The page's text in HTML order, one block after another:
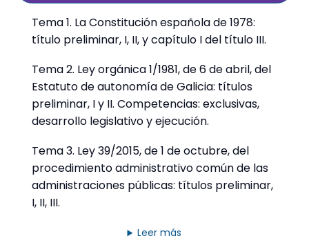
Tema 1. La Constitución española de 1978:
título preliminar, I, II, y capítulo I del título III.
Tema 2. Ley orgánica 1/1981, de 6 de abril, del
Estatuto de autonomía de Galicia: títulos
preliminar, I y II. Competencias: exclusivas,
desarrollo legislativo y ejecución.
Tema 3. Ley 39/2015, de 1 de octubre, del
procedimiento administrativo común de las
administraciones públicas: títulos preliminar,
I, II, III.
Leer más